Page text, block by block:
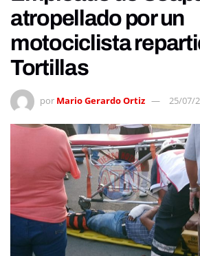
atropellado por un
motociclista
Tortillas
por Mario Gerardo Ortiz 25/07/